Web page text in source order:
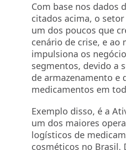
Com base nos dados
citados acima, o
um dos poucos que
cenário de crise, e ao
impulsiona os
segmentos, devido a
de armazenamento e
medicamentos em
Exemplo disso, é a
um dos maiores
logísticos de
cosméticos no Brasil.